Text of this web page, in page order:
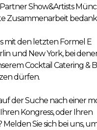
Show&Artists
Zusammenarbeit
mit den letzten Formel E
und New York, bei
Cocktail Catering &
dürfen.
der Suche nach einer
Kongress, oder Ihren
Sie sich bei uns,